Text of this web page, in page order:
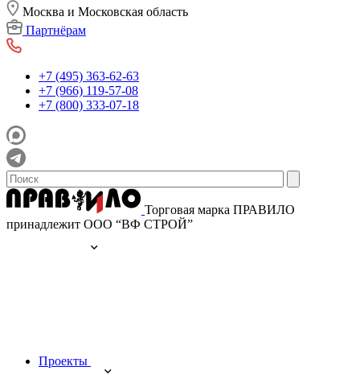
Москва и Московская область
Партнёрам
+7 (495) 363-62-63
+7 (966) 119-57-08
+7 (800) 333-07-18
Торговая марка ПРАВИЛО
принадлежит ООО “ВФ СТРОЙ”
Проекты